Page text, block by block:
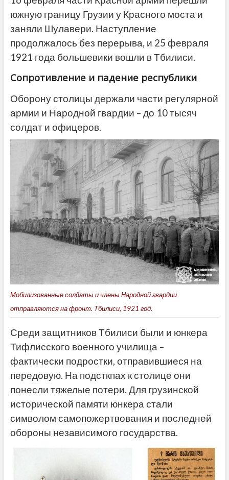
южную границу Грузии у Красного моста и
заняли Шулавери. Наступление
продолжалось без перерыва, и 25 февраля
1921 года большевики вошли в Тбилиси.
Сопротивление и падение республики
Оборону столицы держали части регулярной
армии и Народной гвардии – до 10 тысяч
солдат и офицеров.
Мобилизованные солдаты и члены Народной гвардии
отправляются на фронт. Тбилиси, 1921 год.
Среди защитников Тбилиси были и юнкера
Тифлисского военного училища –
фактически подростки, отправившиеся на
передовую. На подсткпах к столице они
понесли тяжелые потери. Для грузинской
исторической памяти юнкера стали
символом самопожертвования и последней
обороны независимого государства.